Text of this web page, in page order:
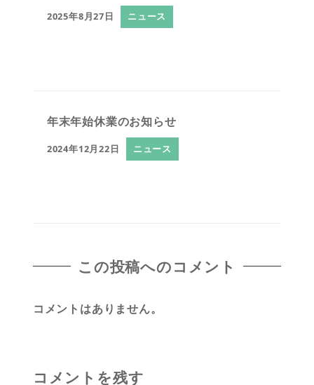
2025年8月27日 ニュース
年末年始休業のお知らせ
2024年12月22日 ニュース
この投稿へのコメント
コメントはありません。
コメントを残す